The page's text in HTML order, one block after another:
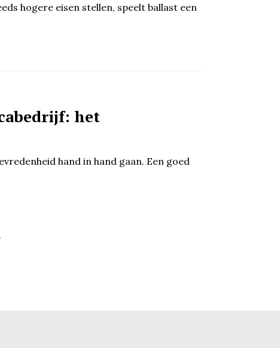
hogere eisen stellen, speelt ballast een
het
hand in hand gaan. Een goed